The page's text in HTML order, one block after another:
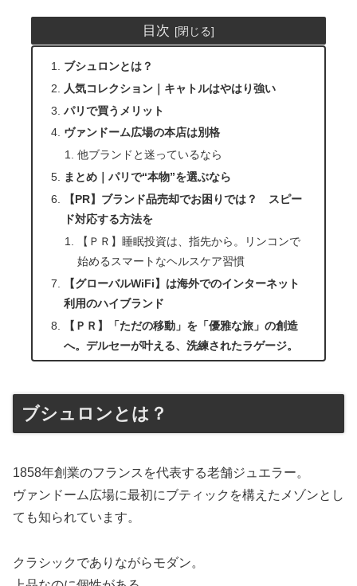
目次
ブシュロンとは？
人気コレクション｜キャトルはやはり強い
パリで買うメリット
ヴァンドーム広場の本店は別格
他ブランドと迷っているなら
まとめ｜パリで“本物”を選ぶなら
【PR】ブランド品売却でお困りでは？ スピー
ド対応する方法を
【ＰＲ】睡眠投資は、指先から。リンコンで
始めるスマートなヘルスケア習慣
【グローバルWiFi】は海外でのインターネット
利用のハイブランド
【ＰＲ】「ただの移動」を「優雅な旅」の創造
へ。デルセーが叶える、洗練されたラゲージ。
ブシュロンとは？
1858年創業のフランスを代表する老舗ジュエラー。
ヴァンドーム広場に最初にブティックを構えたメゾンとし
ても知られています。
クラシックでありながらモダン。